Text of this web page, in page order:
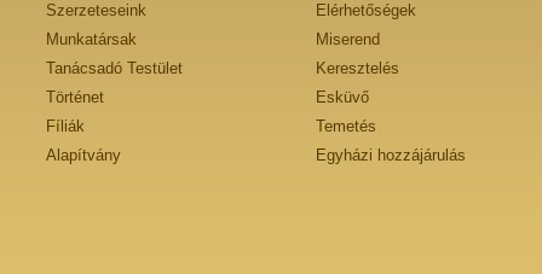
Szerzeteseink
Munkatársak
Tanácsadó Testület
Történet
Fíliák
Alapítvány
Elérhetőségek
Miserend
Keresztelés
Esküvő
Temetés
Egyházi hozzájárulás